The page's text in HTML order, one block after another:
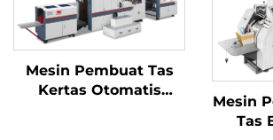
Mesin Pembuat Tas
Kertas Otomatis
Mesin
Tas